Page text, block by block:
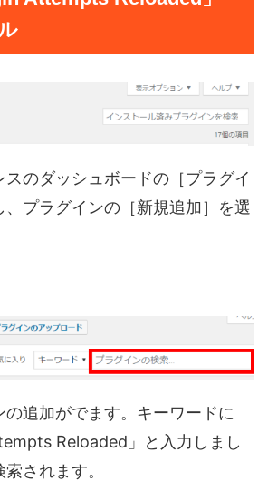
スのダッシュボードの［プラグイ
、プラグインの［新規追加］を選
追加がでます。キーワードに
Reloaded」と入力しまし
されます。